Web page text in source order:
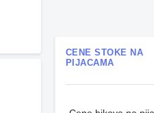
CENE STOKE NA
PIJACAMA